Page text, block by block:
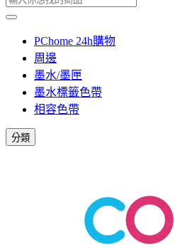
PChome 24h購物
周邊
墨水/墨匣
墨水標籤色帶
相容色帶
分類